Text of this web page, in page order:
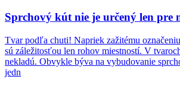
Sprchový kút nie je určený len pre
Tvar podľa chuti! Napriek zažitému
sú záležitosťou len rohov miestností. V
nekladú. Obvykle býva na vybudovanie
jedn